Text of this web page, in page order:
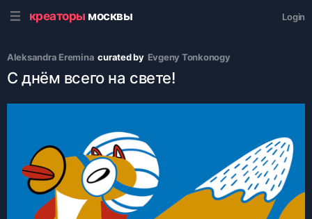
креаторы москвы Login
Aleksandra Eremina curated by Evgeny Tonkonogy
С днём всего на свете!